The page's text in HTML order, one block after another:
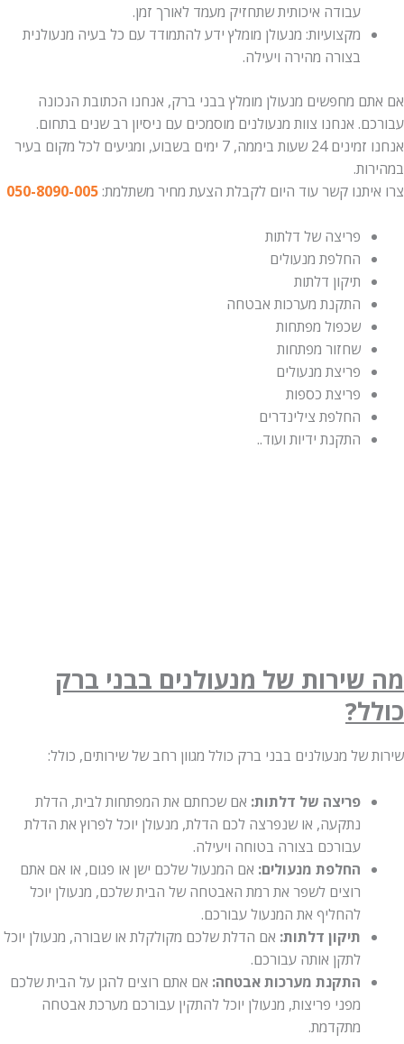
עבודה איכותית שתחזיק מעמד לאורך זמן.
מקצועיות: מנעולן מומלץ ידע להתמודד עם כל בעיה מנעולנית
בצורה מהירה ויעילה.
אם אתם מחפשים מנעולן מומלץ בבני ברק, אנחנו הכתובת הנכונה
עבורכם. אנחנו צוות מנעולנים מוסמכים עם ניסיון רב שנים בתחום.
אנחנו זמינים 24 שעות ביממה, 7 ימים בשבוע, ומגיעים לכל מקום בעיר
במהירות.
צרו איתנו קשר עוד היום לקבלת הצעת מחיר משתלמת: 050-8090-005
פריצה של דלתות
החלפת מנעולים
תיקון דלתות
התקנת מערכות אבטחה
שכפול מפתחות
שחזור מפתחות
פריצת מנעולים
פריצת כספות
החלפת צילינדרים
התקנת ידיות ועוד..
מה שירות של מנעולנים בבני ברק
כולל?
שירות של מנעולנים בבני ברק כולל מגוון רחב של שירותים, כולל:
פריצה של דלתות: אם שכחתם את המפתחות לבית, הדלת
נתקעה, או שנפרצה לכם הדלת, מנעולן יוכל לפרוץ את הדלת
עבורכם בצורה בטוחה ויעילה.
החלפת מנעולים: אם המנעול שלכם ישן או פגום, או אם אתם
רוצים לשפר את רמת האבטחה של הבית שלכם, מנעולן יוכל
להחליף את המנעול עבורכם.
תיקון דלתות: אם הדלת שלכם מקולקלת או שבורה, מנעולן יוכל
לתקן אותה עבורכם.
התקנת מערכות אבטחה: אם אתם רוצים להגן על הבית שלכם
מפני פריצות, מנעולן יוכל להתקין עבורכם מערכת אבטחה
מתקדמת.